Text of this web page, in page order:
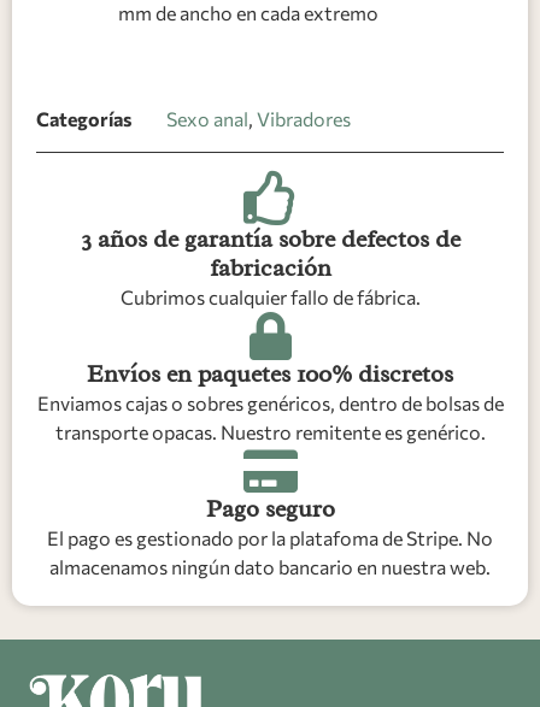
mm de ancho en cada extremo
Categorías Sexo anal, Vibradores
3 años de garantía sobre defectos de
fabricación
Cubrimos cualquier fallo de fábrica.
Envíos en paquetes 100% discretos
Enviamos cajas o sobres genéricos, dentro de bolsas de
transporte opacas. Nuestro remitente es genérico.
Pago seguro
El pago es gestionado por la platafoma de Stripe. No
almacenamos ningún dato bancario en nuestra web.